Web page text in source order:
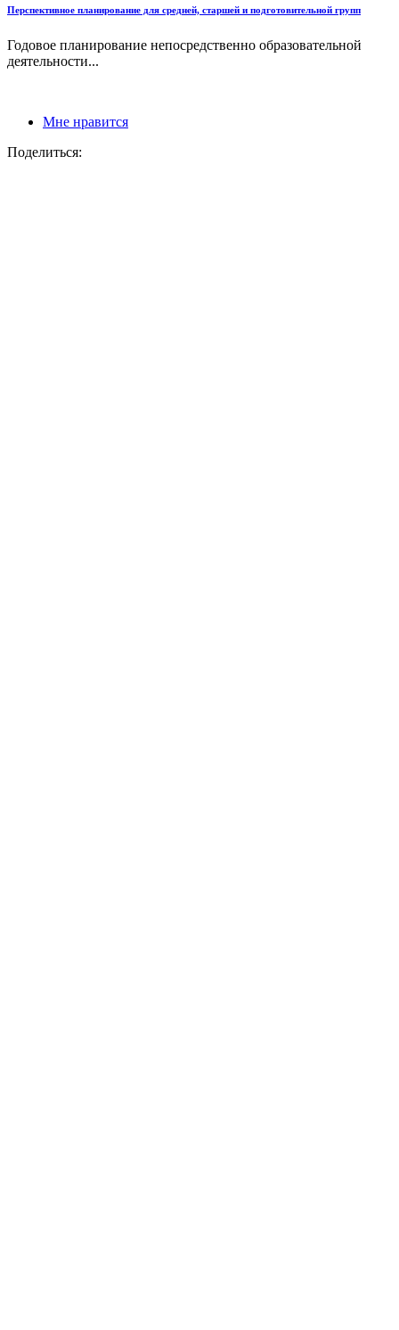
Перспективное планирование для средней, старшей и подготовительной групп
Годовое планирование непосредственно образовательной
деятельности...
Мне нравится
Поделиться: